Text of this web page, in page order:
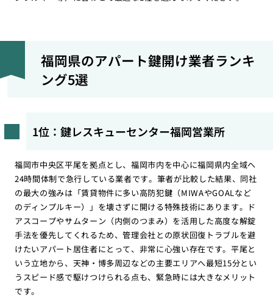
福岡県のアパート鍵開け業者ランキ
ング5選
1位：鍵レスキューセンター福岡営業所
福岡市中央区平尾を拠点とし、福岡市内を中心に福岡県内全域へ
24時間体制で急行している業者です。筆者が比較した結果、同社
の最大の強みは「賃貸物件に多い高防犯鍵（MIWAやGOALなど
のディンプルキー）」を壊さずに開ける特殊技術にあります。ド
アスコープやサムターン（内側のつまみ）を活用した高度な解錠
手法を優先してくれるため、管理会社との原状回復トラブルを避
けたいアパート居住者にとって、非常に心強い存在です。平尾と
いう立地から、天神・博多周辺などの主要エリアへ最短15分とい
うスピード感で駆けつけられる点も、緊急時には大きなメリット
です。